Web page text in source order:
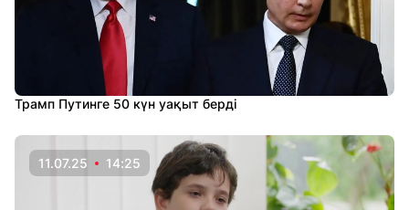
Трамп Путинге 50 күн уақыт берді
11.07.25 14:25